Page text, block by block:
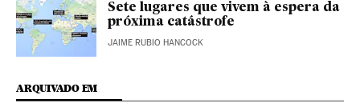
Sete lugares que vivem à espera da
próxima catástrofe
JAIME RUBIO HANCOCK
ARQUIVADO EM